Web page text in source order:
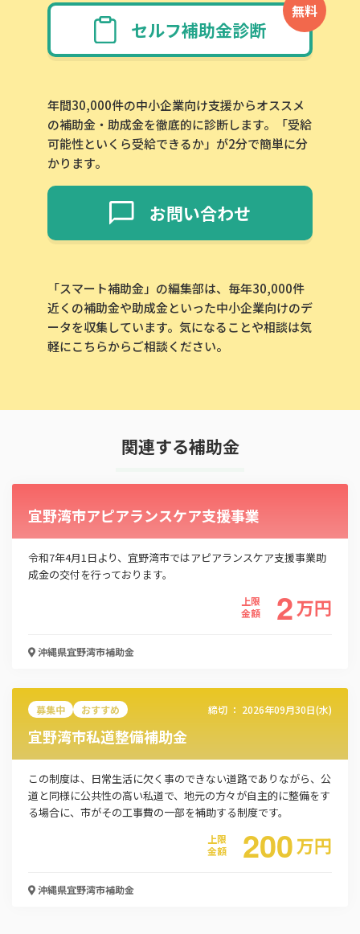
この補助金の情報をPDFダウンロード
令和七年度 宜野湾市住宅リフォーム支援事業
お名前
無料
セルフ補助金診断
年間30,000件の中小企業向け支援からオススメ
の補助金・助成金を徹底的に診断します。「受給
可能性といくら受給できるか」が2分で簡単に分
かります。
お問い合わせ
「スマート補助金」の編集部は、毎年30,000件
近くの補助金や助成金といった中小企業向けのデ
ータを収集しています。気になることや相談は気
軽にこちらからご相談ください。
関連する補助金
宜野湾市アピアランスケア支援事業
令和7年4月1日より、宜野湾市ではアピアランスケア支援事業助
成金の交付を行っております。
上限
金額
2万円
沖縄県宜野湾市補助金
募集中 おすすめ 締切 ： 2026年09月30日(水)
宜野湾市私道整備補助金
この制度は、日常生活に欠く事のできない道路でありながら、公
道と同様に公共性の高い私道で、地元の方々が自主的に整備をす
る場合に、市がその工事費の一部を補助する制度です。
上限
金額
200万円
沖縄県宜野湾市補助金